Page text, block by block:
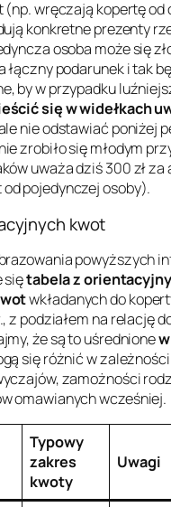
wręczają kopertę od
konkretne prezenty
osoba może się
łączny podarunek i tak
by w przypadku
się w widełkach
nie odstawiać poniżej
zrobiło się młodym
uważa dziś 300 zł za
pojedynczej osoby).
kwot
powyższych
siętabela z
wkładanych do
z podziałem na relację
że są to uśrednione
się różnić w
zamożności
omawianych wcześniej.
Typowy
zakres
kwoty
Uwagi